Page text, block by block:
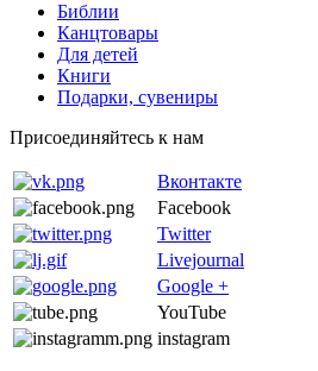
Библии
Канцтовары
Для детей
Книги
Подарки, сувениры
Присоединяйтесь к нам
Вконтакте
Facebook
Twitter
Livejournal
Google +
YouTube
instagram